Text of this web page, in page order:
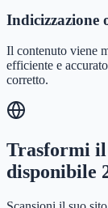
Indicizzazione
Il contenuto viene
efficiente e
corretto.
Trasformi il
disponibile